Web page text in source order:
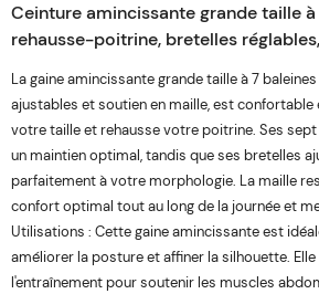
Ceinture amincissante grande taille à
rehausse-poitrine, bretelles
La gaine amincissante grande taille à 7
ajustables et soutien en maille, est confortable
votre taille et rehausse votre poitrine. Ses
un maintien optimal, tandis que ses bretelles
parfaitement à votre morphologie. La maille
confort optimal tout au long de la journée et
Utilisations : Cette gaine amincissante est
améliorer la posture et affiner la silhouette.
l'entraînement pour soutenir les muscles